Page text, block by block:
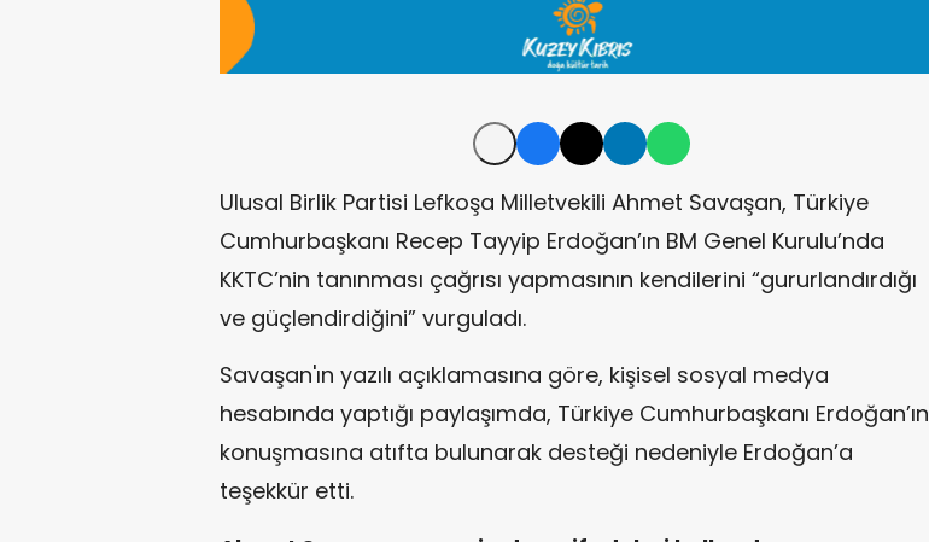
Ulusal Birlik Partisi Lefkoşa Milletvekili Ahmet Savaşan, Türkiye
Cumhurbaşkanı Recep Tayyip Erdoğan’ın BM Genel Kurulu’nda
KKTC’nin tanınması çağrısı yapmasının kendilerini “gururlandırdığı
ve güçlendirdiğini” vurguladı.
Savaşan'ın yazılı açıklamasına göre, kişisel sosyal medya
hesabında yaptığı paylaşımda, Türkiye Cumhurbaşkanı Erdoğan’ın
konuşmasına atıfta bulunarak desteği nedeniyle Erdoğan’a
teşekkür etti.